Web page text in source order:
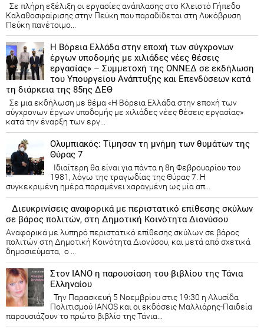
Σε πλήρη εξέλιξη οι εργασίες ανάπλασης στο Κλειστό Γήπεδο
Καλαθοσφαίρισης στην Πεύκη που παραδίδεται στη Λυκόβρυση
Πεύκη πανέτοιμο...
Η Βόρεια Ελλάδα στην εποχή των σύγχρονων
έργων υποδομής με χιλιάδες νέες θέσεις
εργασίας» – Συμμετοχή της ΟΝΝΕΔ σε εκδήλωση
του Υπουργείου Ανάπτυξης και Επενδύσεων κατά
τη διάρκεια της 85ης ΔΕΘ
Σε μια εκδήλωση με θέμα «Η Βόρεια Ελλάδα στην εποχή των
σύγχρονων έργων υποδομής με χιλιάδες νέες θέσεις εργασίας»
κατά την έναρξη των εργ...
Ολυμπιακός: Τίμησαν τη μνήμη των θυμάτων της
Θύρας 7
Ιδιαίτερη θα είναι για πάντα η 8η Φεβρουαρίου του
1981, λόγω της τραγωδίας της Θύρας 7. Η
συγκεκριμένη ημέρα παραμένει χαραγμένη ως μία απ...
Διευκρινίσεις αναφορικά με περιστατικό επίθεσης σκύλων
σε βάρος πολιτών, στη Δημοτική Κοινότητα Διονύσου
Αναφορικά με λυπηρό περιστατικό επίθεσης σκύλων σε βάρος
πολιτών στη Δημοτική Κοινότητα Διονύσου, και μετά από σχετικά
δημοσιεύματα, ο ...
Στον ΙΑΝΟ η παρουσίαση του βιβλίου της Τάνια
Ελληναίου
Την Παρασκευή 5 Νοεμβρίου στις 19:30 η Αλυσίδα
Πολιτισμού IANOS και οι εκδόσεις Μαλλιάρης-Παιδεία
παρουσιάζουν το πρώτο βιβλίο της Τάνια...